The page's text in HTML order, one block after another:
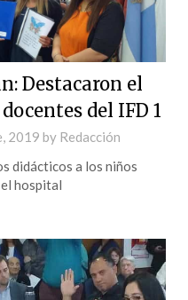
Destacaron el
del IFD 1
2019 by Redacción
didácticos a los niños
hospital